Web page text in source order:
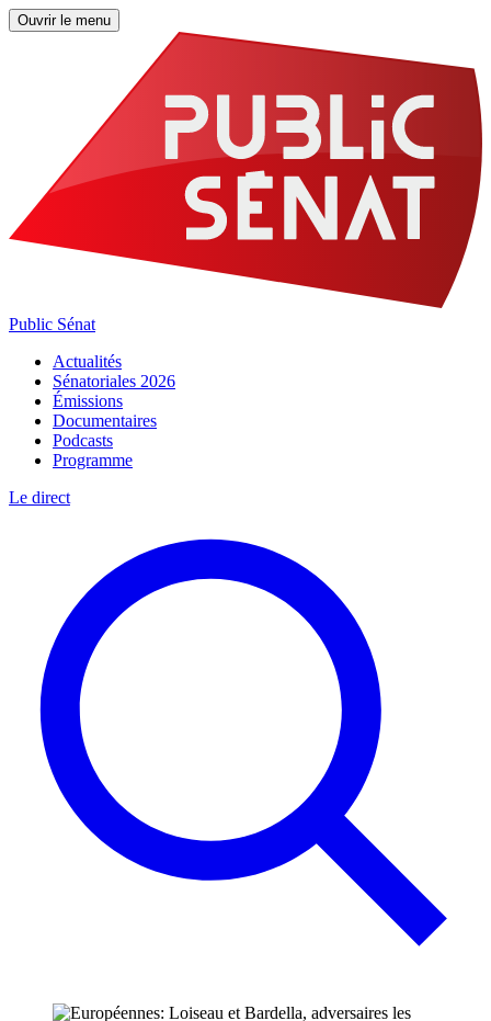
Ouvrir le menu
Public Sénat
Actualités
Sénatoriales 2026
Émissions
Documentaires
Podcasts
Programme
Le direct